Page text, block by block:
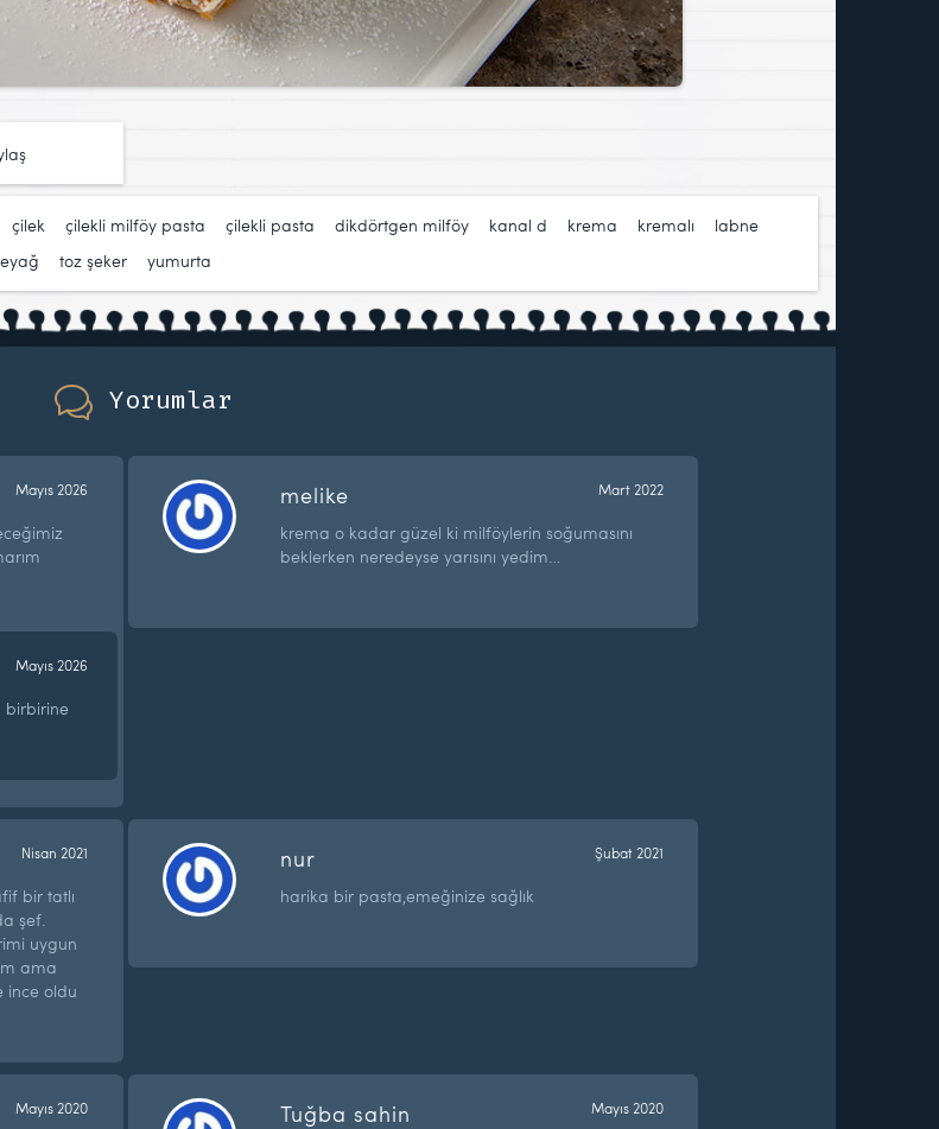
çilek çilekli milföy pasta çilekli pasta dikdörtgen milföy kanal d krema kremalı
labne
toz şeker yumurta
Yorumlar
Mayıs 2026
Mayıs 2026
birbirine
melike Mart 2022
krema o kadar güzel ki milföylerin soğumasını
beklerken neredeyse yarısını yedim…
Nisan 2021
bir tatlı
şef.
uygun
ama
ince oldu
nur Şubat 2021
harika bir pasta,emeğinize sağlık
Mayıs 2020 Tuğba sahin Mayıs 2020